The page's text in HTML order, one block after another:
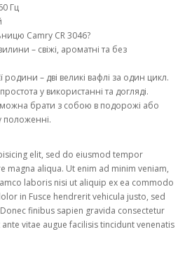
Гц
Camry CR 3046?
– свіжі, ароматні та без
родини – дві великі вафлі за один цикл.
у використанні та догляді.
можна брати з собою в подорожі або
положенні.
elit, sed do eiusmod tempor
magna aliqua. Ut enim ad minim veniam,
laboris nisi ut aliquip ex ea commodo
in Fusce hendrerit vehicula justo, sed
finibus sapien gravida consectetur
vitae augue facilisis tincidunt venenatis